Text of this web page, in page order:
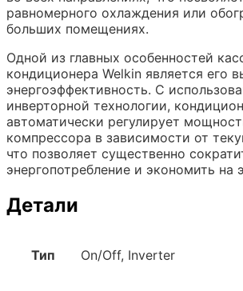
равномерного охлаждения или
больших помещениях.
Одной из главных особенностей
кондиционера Welkin является его
энергоэффективность. С
инверторной технологии,
автоматически регулирует
компрессора в зависимости от
что позволяет существенно
энергопотребление и экономить на
Детали
Тип On/Off, Inverter